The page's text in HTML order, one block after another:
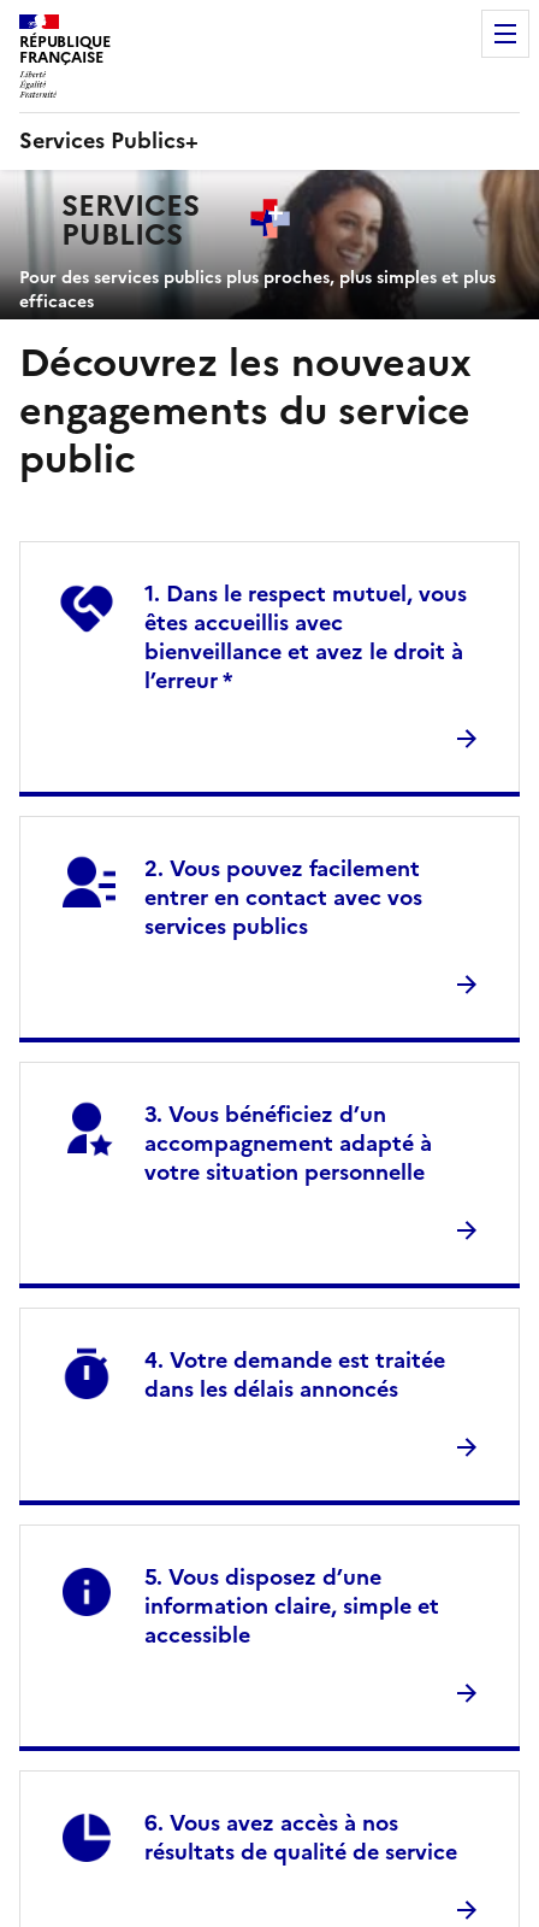
RÉPUBLIQUE
FRANÇAISE
Services Publics+
principaleSERVICES
PUBLICS+
Pour des services publics plus proches, plus simples et plus
efficaces
Découvrez les nouveaux
engagements du service
public
Dans le respect mutuel, vous
êtes accueillis avec
bienveillance et avez le droit à
l’erreur *
Vous pouvez facilement
entrer en contact avec vos
services publics
Vous bénéficiez d’un
accompagnement adapté à
votre situation personnelle
Votre demande est traitée
dans les délais annoncés
Vous disposez d’une
information claire, simple et
accessible
Vous avez accès à nos
résultats de qualité de service